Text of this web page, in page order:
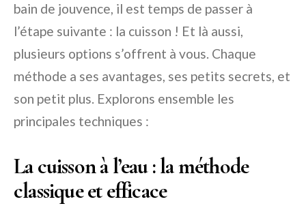
bain de jouvence, il est temps de passer à
l’étape suivante : la cuisson ! Et là aussi,
plusieurs options s’offrent à vous. Chaque
méthode a ses avantages, ses petits secrets, et
son petit plus. Explorons ensemble les
principales techniques :
La cuisson à l’eau : la méthode
classique et efficace